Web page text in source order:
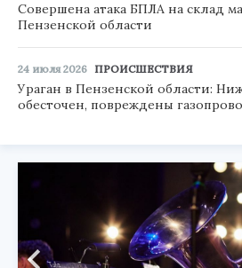
Совершена атака БПЛА на склад
Пензенской области
24 июля 2026 ПРОИСШЕСТВИЯ
Ураган в Пензенской области:
обесточен, повреждены